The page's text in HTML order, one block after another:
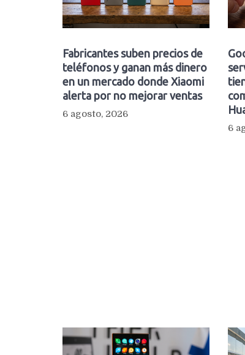
Fabricantes suben precios de
teléfonos y ganan más dinero
en un mercado donde Xiaomi
alerta por no mejorar ventas
6 agosto, 2026
6